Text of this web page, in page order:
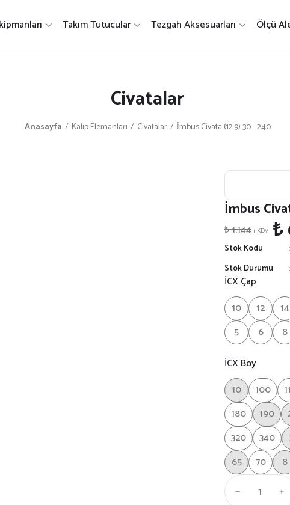
Takım Tutucular Tezgah Aksesuarları Ölçü
Civatalar
Anasayfa Kalıp Elemanları Civatalar İmbus Civata (12.9) 30 - 240
İmbus
₺ 1.144+ KDV ₺
Stok Kodu
Stok Durumu
İCX Çap
10
12 14
5
6
8
İCX Boy
10
100
180
190
320
340
65
70 8